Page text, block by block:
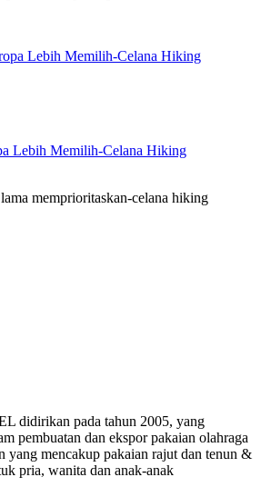
Lebih Memilih-Celana Hiking
memprioritaskan-celana hiking
didirikan pada tahun 2005, yang
pembuatan dan ekspor pakaian olahraga
yang mencakup pakaian rajut dan tenun &
pria, wanita dan anak-anak